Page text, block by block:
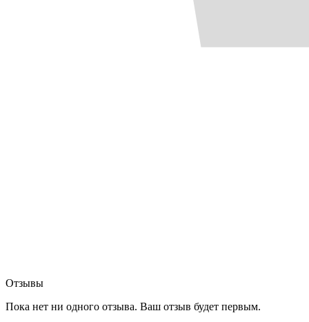
Отзывы
Пока нет ни одного отзыва. Ваш отзыв будет первым.